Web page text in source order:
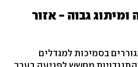
ומיתוג גבוה - אזור
בסמיכות למגדלים